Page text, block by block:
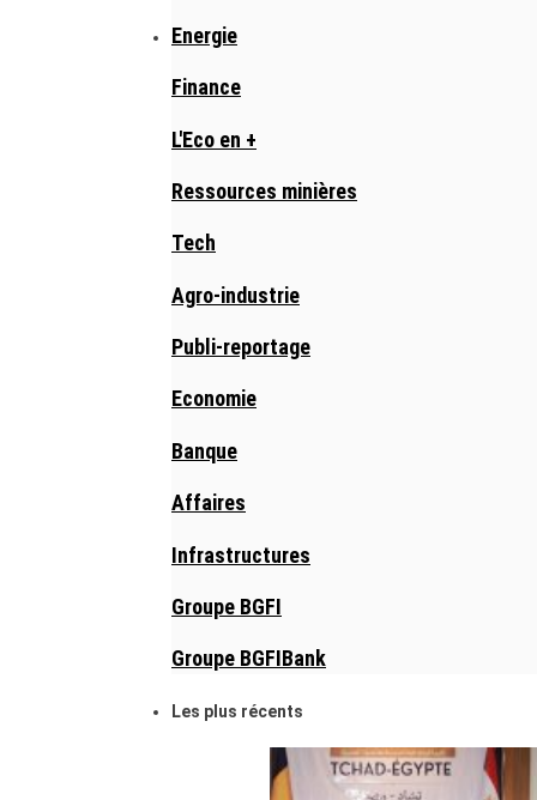
Energie
Finance
L'Eco en +
Ressources minières
Tech
Agro-industrie
Publi-reportage
Economie
Banque
Affaires
Infrastructures
Groupe BGFI
Groupe BGFIBank
Les plus récents